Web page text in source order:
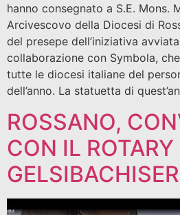
hanno consegnato a S.E. Mons.
Arcivescovo della Diocesi di
del presepe dell’iniziativa
collaborazione con Symbola,
tutte le diocesi italiane del
dell’anno. La statuetta di
ROSSANO,
CON IL ROTARY